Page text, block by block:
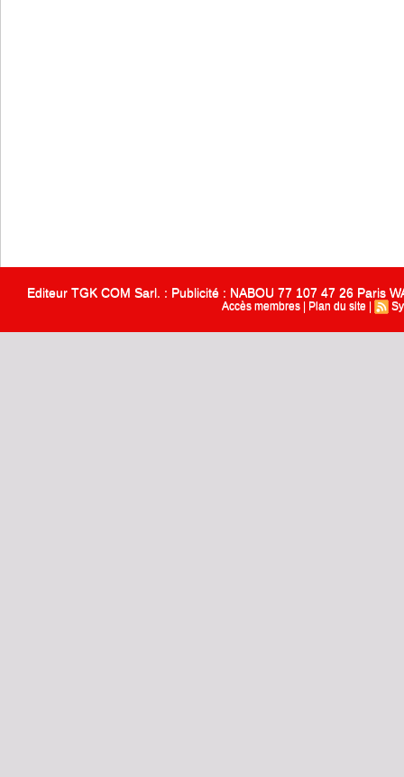
Editeur TGK COM Sarl. : Publicité : NABOU 77 107 47 26 Paris
Accès membres Plan du site